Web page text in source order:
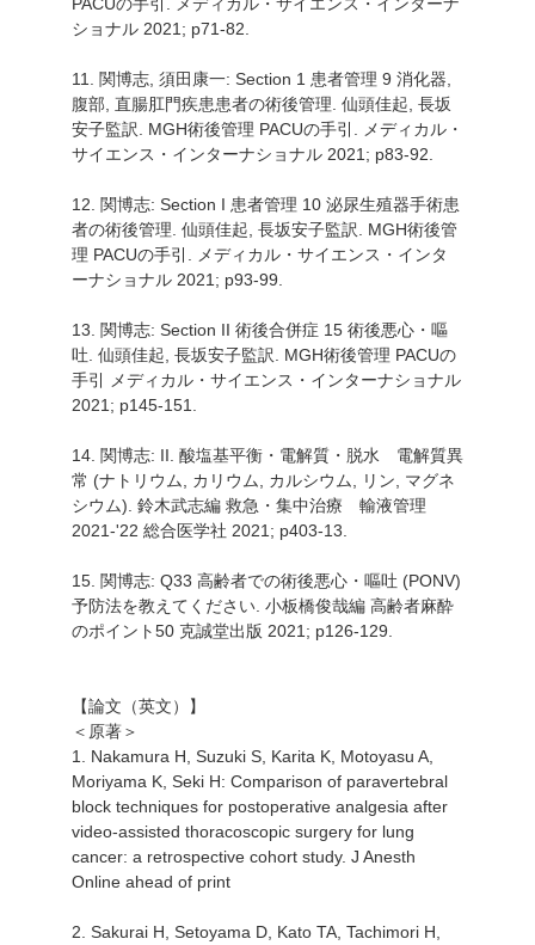
ショナル 2021; p71-82.
11. 関博志, 須田康一: Section 1 患者管理 9 消化器,
腹部, 直腸肛門疾患患者の術後管理. 仙頭佳起, 長坂
安子監訳. MGH術後管理 PACUの手引. メディカル・
サイエンス・インターナショナル 2021; p83-92.
12. 関博志: Section I 患者管理 10 泌尿生殖器手術患
者の術後管理. 仙頭佳起, 長坂安子監訳. MGH術後管
理 PACUの手引. メディカル・サイエンス・インタ
ーナショナル 2021; p93-99.
13. 関博志: Section II 術後合併症 15 術後悪心・嘔
吐. 仙頭佳起, 長坂安子監訳. MGH術後管理 PACUの
手引 メディカル・サイエンス・インターナショナル
2021; p145-151.
14. 関博志: II. 酸塩基平衡・電解質・脱水 電解質異
常 (ナトリウム, カリウム, カルシウム, リン, マグネ
シウム). 鈴木武志編 救急・集中治療 輸液管理
2021-'22 総合医学社 2021; p403-13.
15. 関博志: Q33 高齢者での術後悪心・嘔吐 (PONV)
予防法を教えてください. 小板橋俊哉編 高齢者麻酔
のポイント50 克誠堂出版 2021; p126-129.
【論文（英文）】
＜原著＞
1. Nakamura H, Suzuki S, Karita K, Motoyasu A,
Moriyama K, Seki H: Comparison of paravertebral
block techniques for postoperative analgesia after
video-assisted thoracoscopic surgery for lung
cancer: a retrospective cohort study. J Anesth
Online ahead of print
2. Sakurai H, Setoyama D, Kato TA, Tachimori H,